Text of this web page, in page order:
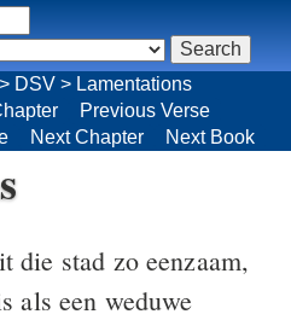
> DSV > Lamentations
Previous Verse
Next Chapter Next Book
die stad zo eenzaam,
als een weduwe